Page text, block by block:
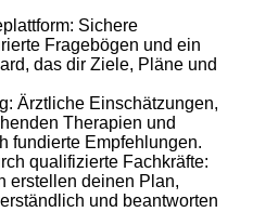
Sichere
Fragebögen und ein
das dir Ziele, Pläne und
Ärztliche Einschätzungen,
Therapien und
fundierte Empfehlungen.
qualifizierte Fachkräfte:
erstellen deinen Plan,
und beantworten